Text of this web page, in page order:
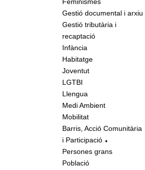
Gestió documental i arxiu
Gestió tributària i
recaptació
Infància
Habitatge
Joventut
LGTBI
Llengua
Medi Ambient
Mobilitat
Barris, Acció Comunitària
i Participació
Persones grans
Població